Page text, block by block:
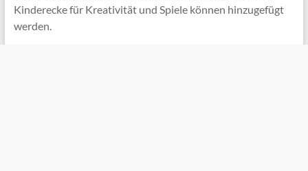
Kinderecke für Kreativität und Spiele können hinzugefügt
werden.